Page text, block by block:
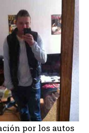
por los autos